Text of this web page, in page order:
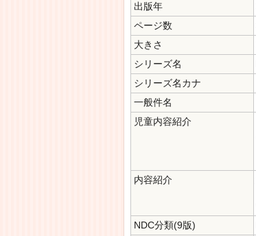
出版年
ページ数
大きさ
シリーズ名
シリーズ名カナ
一般件名
児童内容紹介
内容紹介
NDC分類(9版)